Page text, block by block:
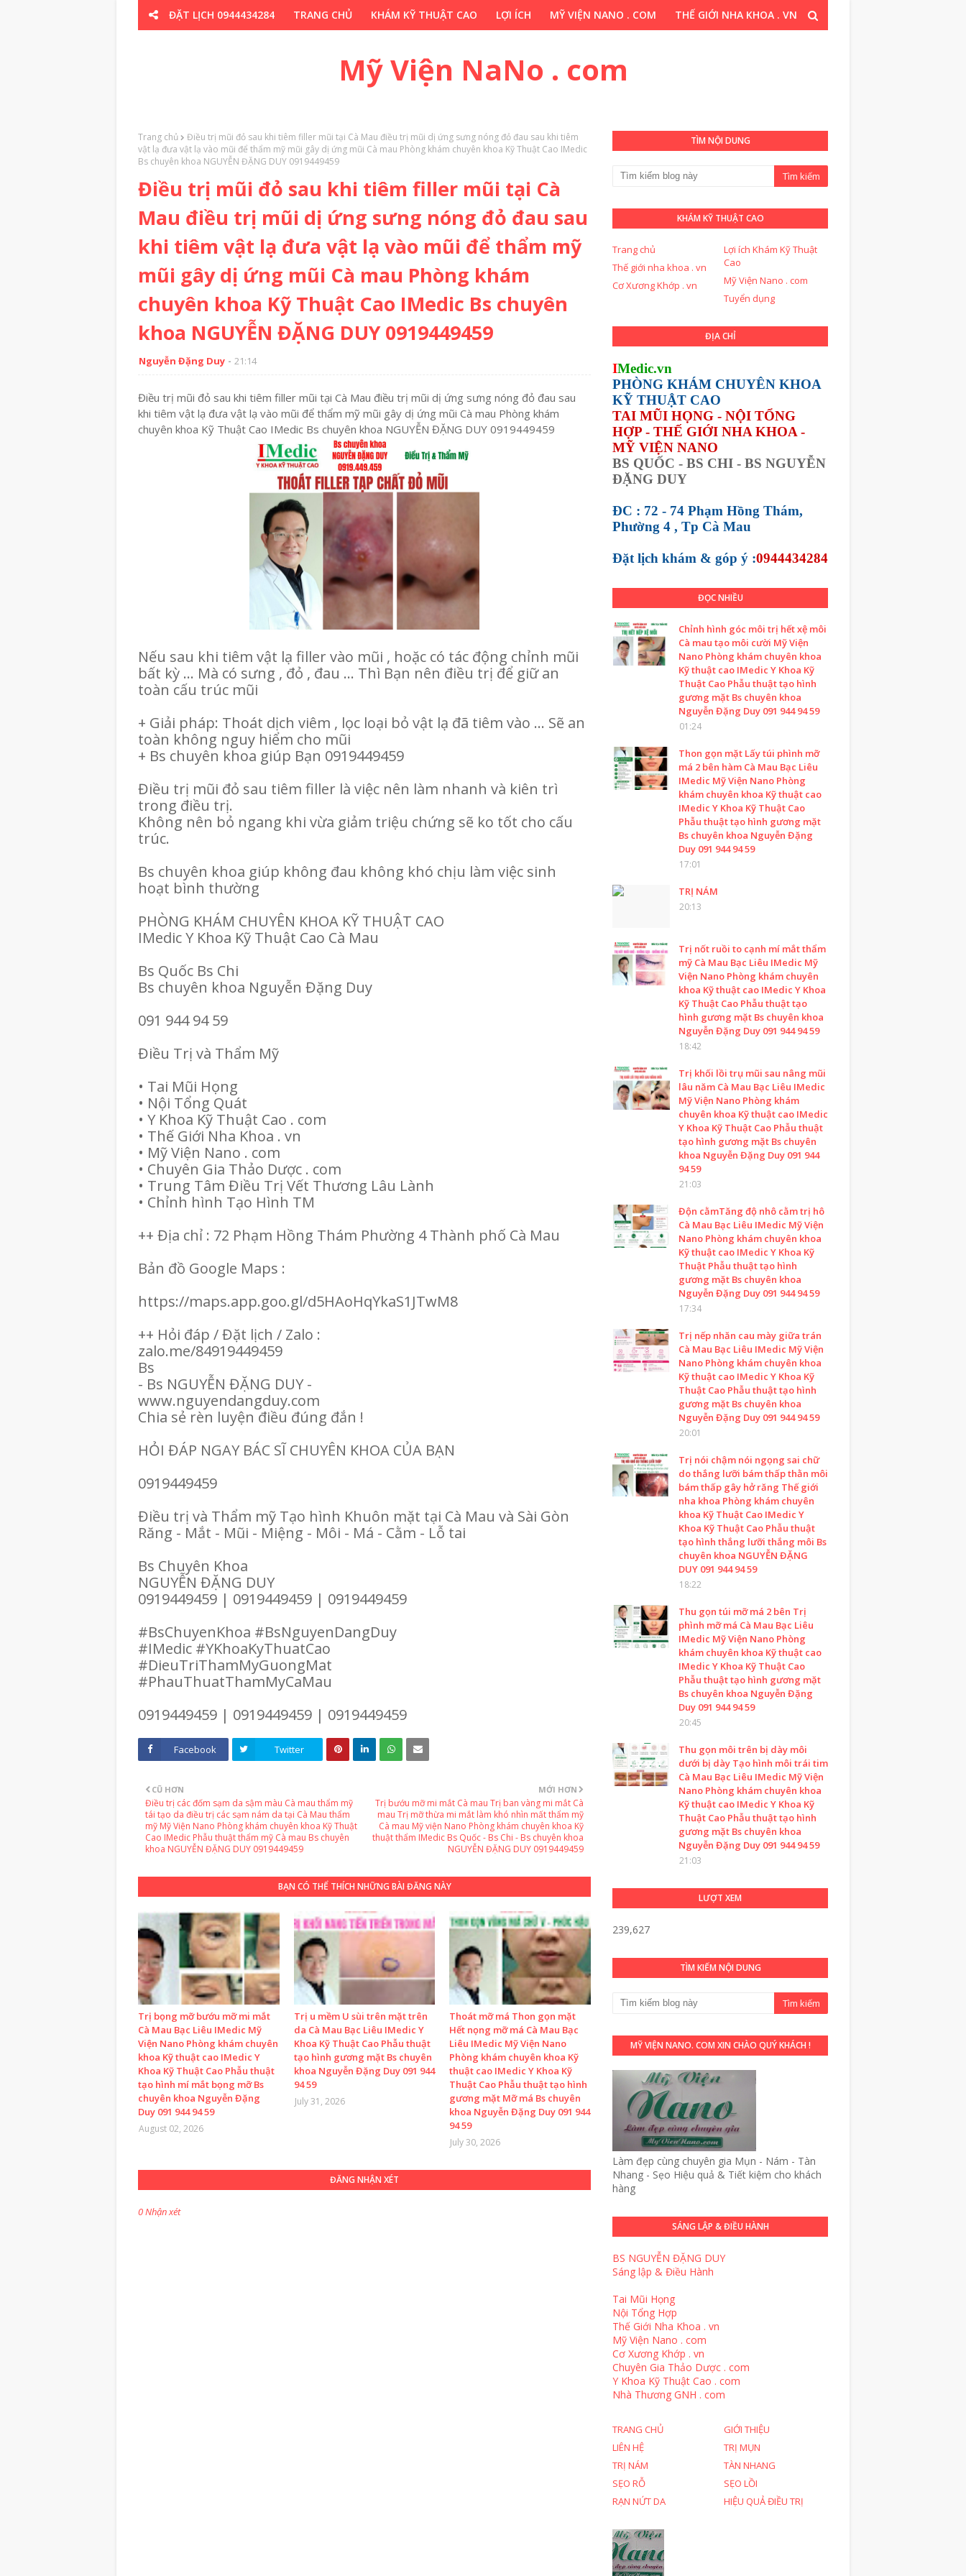
ĐẶT LỊCH 0944434284 TRANG CHỦ KHÁM KỸ THUẬT CAO LỢI ÍCH MỸ VIỆN NANO . COM THẾ GIỚI NHA KHOA . VN
Mỹ Viện NaNo . com
Trang chủ
Điều trị mũi đỏ sau khi tiêm filler mũi tại Cà Mau điều trị mũi dị ứng sưng nóng đỏ đau sau khi tiêm
vật lạ đưa vật lạ vào mũi để thẩm mỹ mũi gây dị ứng mũi Cà mau Phòng khám chuyên khoa Kỹ Thuật Cao IMedic
Bs chuyên khoa NGUYỄN ĐẶNG DUY 0919449459
Điều trị mũi đỏ sau khi tiêm filler mũi tại Cà
Mau điều trị mũi dị ứng sưng nóng đỏ đau sau
khi tiêm vật lạ đưa vật lạ vào mũi để thẩm mỹ
mũi gây dị ứng mũi Cà mau Phòng khám
chuyên khoa Kỹ Thuật Cao IMedic Bs chuyên
khoa NGUYỄN ĐẶNG DUY 0919449459
Nguyễn Đặng Duy 21:14
Điều trị mũi đỏ sau khi tiêm filler mũi tại Cà Mau điều trị mũi dị ứng sưng nóng đỏ đau sau
khi tiêm vật lạ đưa vật lạ vào mũi để thẩm mỹ mũi gây dị ứng mũi Cà mau Phòng khám
chuyên khoa Kỹ Thuật Cao IMedic Bs chuyên khoa NGUYỄN ĐẶNG DUY 0919449459
Nếu sau khi tiêm vật lạ filler vào mũi , hoặc có tác động chỉnh mũi
bất kỳ ... Mà có sưng , đỏ , đau ... Thì Bạn nên điều trị để giữ an
toàn cấu trúc mũi
+ Giải pháp: Thoát dịch viêm , lọc loại bỏ vật lạ đã tiêm vào ... Sẽ an
toàn không nguy hiểm cho mũi
+ Bs chuyên khoa giúp Bạn 0919449459
Điều trị mũi đỏ sau tiêm filler là việc nên làm nhanh và kiên trì
trong điều trị.
Không nên bỏ ngang khi vừa giảm triệu chứng sẽ ko tốt cho cấu
trúc.
Bs chuyên khoa giúp không đau không khó chịu làm việc sinh
hoạt bình thường
PHÒNG KHÁM CHUYÊN KHOA KỸ THUẬT CAO
IMedic Y Khoa Kỹ Thuật Cao Cà Mau
Bs Quốc Bs Chi
Bs chuyên khoa Nguyễn Đặng Duy
091 944 94 59
Điều Trị và Thẩm Mỹ
• Tai Mũi Họng
• Nội Tổng Quát
• Y Khoa Kỹ Thuật Cao . com
• Thế Giới Nha Khoa . vn
• Mỹ Viện Nano . com
• Chuyên Gia Thảo Dược . com
• Trung Tâm Điều Trị Vết Thương Lâu Lành
• Chỉnh hình Tạo Hình TM
++ Địa chỉ : 72 Phạm Hồng Thám Phường 4 Thành phố Cà Mau
Bản đồ Google Maps :
https://maps.app.goo.gl/d5HAoHqYkaS1JTwM8
++ Hỏi đáp / Đặt lịch / Zalo :
zalo.me/84919449459
Bs
- Bs NGUYỄN ĐẶNG DUY -
www.nguyendangduy.com
Chia sẻ rèn luyện điều đúng đắn !
HỎI ĐÁP NGAY BÁC SĨ CHUYÊN KHOA CỦA BẠN
0919449459
Điều trị và Thẩm mỹ Tạo hình Khuôn mặt tại Cà Mau và Sài Gòn
Răng - Mắt - Mũi - Miệng - Môi - Má - Cằm - Lỗ tai
Bs Chuyên Khoa
NGUYỄN ĐẶNG DUY
0919449459 | 0919449459 | 0919449459
#BsChuyenKhoa #BsNguyenDangDuy
#IMedic #YKhoaKyThuatCao
#DieuTriThamMyGuongMat
#PhauThuatThamMyCaMau
0919449459 | 0919449459 | 0919449459
Facebook Twitter
MỚI HƠN
Trị bướu mỡ mi mắt Cà mau Trị ban vàng mi mắt Cà
mau Trị mỡ thừa mi mắt làm khó nhìn mất thẩm mỹ
Cà mau Mỹ viện Nano Phòng khám chuyên khoa Kỹ
thuật thẩm IMedic Bs Quốc - Bs Chi - Bs chuyên khoa
NGUYỄN ĐẶNG DUY 0919449459
CŨ HƠN
Điều trị các đốm sạm da sậm màu Cà mau thẩm mỹ
tái tạo da điều trị các sạm nám da tại Cà Mau thẩm
mỹ Mỹ Viện Nano Phòng khám chuyên khoa Kỹ Thuật
Cao IMedic Phẫu thuật thẩm mỹ Cà mau Bs chuyên
khoa NGUYỄN ĐẶNG DUY 0919449459
BẠN CÓ THỂ THÍCH NHỮNG BÀI ĐĂNG NÀY
Trị bọng mỡ bướu mỡ mi mắt
Cà Mau Bạc Liêu IMedic Mỹ
Viện Nano Phòng khám chuyên
khoa Kỹ thuật cao IMedic Y
Khoa Kỹ Thuật Cao Phẫu thuật
tạo hình mí mắt bọng mỡ Bs
chuyên khoa Nguyễn Đặng
Duy 091 944 94 59
August 02, 2026
Trị u mềm U sùi trên mặt trên
da Cà Mau Bạc Liêu IMedic Y
Khoa Kỹ Thuật Cao Phẫu thuật
tạo hình gương mặt Bs chuyên
khoa Nguyễn Đặng Duy 091 944
94 59
July 31, 2026
Thoát mỡ má Thon gọn mặt
Hết nọng mỡ má Cà Mau Bạc
Liêu IMedic Mỹ Viện Nano
Phòng khám chuyên khoa Kỹ
thuật cao IMedic Y Khoa Kỹ
Thuật Cao Phẫu thuật tạo hình
gương mặt Mỡ má Bs chuyên
khoa Nguyễn Đặng Duy 091 944
94 59
July 30, 2026
ĐĂNG NHẬN XÉT
0 Nhận xét
TÌM NỘI DUNG
KHÁM KỸ THUẬT CAO
Trang chủ
Lợi ích Khám Kỹ Thuật
Cao
Thế giới nha khoa . vn
Mỹ Viện Nano . com
Cơ Xương Khớp . vn
Tuyển dụng
ĐỊA CHỈ
IMedic.vn
PHÒNG KHÁM CHUYÊN KHOA
KỸ THUẬT CAO
TAI MŨI HỌNG - NỘI TỔNG
HỢP - THẾ GIỚI NHA KHOA -
MỸ VIỆN NANO
BS QUỐC - BS CHI - BS NGUYỄN
ĐẶNG DUY
ĐC : 72 - 74 Phạm Hồng Thám,
Phường 4 , Tp Cà Mau
Đặt lịch khám & góp ý :0944434284
ĐỌC NHIỀU
Chỉnh hình góc môi trị hết xệ môi
Cà mau tạo môi cười Mỹ Viện
Nano Phòng khám chuyên khoa
Kỹ thuật cao IMedic Y Khoa Kỹ
Thuật Cao Phẫu thuật tạo hình
gương mặt Bs chuyên khoa
Nguyễn Đặng Duy 091 944 94 59
01:24
Thon gọn mặt Lấy túi phình mỡ
má 2 bên hàm Cà Mau Bạc Liêu
IMedic Mỹ Viện Nano Phòng
khám chuyên khoa Kỹ thuật cao
IMedic Y Khoa Kỹ Thuật Cao
Phẫu thuật tạo hình gương mặt
Bs chuyên khoa Nguyễn Đặng
Duy 091 944 94 59
17:01
TRỊ NÁM
20:13
Trị nốt ruồi to cạnh mí mắt thẩm
mỹ Cà Mau Bạc Liêu IMedic Mỹ
Viện Nano Phòng khám chuyên
khoa Kỹ thuật cao IMedic Y Khoa
Kỹ Thuật Cao Phẫu thuật tạo
hình gương mặt Bs chuyên khoa
Nguyễn Đặng Duy 091 944 94 59
18:42
Trị khối lồi trụ mũi sau nâng mũi
lâu năm Cà Mau Bạc Liêu IMedic
Mỹ Viện Nano Phòng khám
chuyên khoa Kỹ thuật cao IMedic
Y Khoa Kỹ Thuật Cao Phẫu thuật
tạo hình gương mặt Bs chuyên
khoa Nguyễn Đặng Duy 091 944
94 59
21:03
Độn cằmTăng độ nhô cằm trị hô
Cà Mau Bạc Liêu IMedic Mỹ Viện
Nano Phòng khám chuyên khoa
Kỹ thuật cao IMedic Y Khoa Kỹ
Thuật Phẫu thuật tạo hình
gương mặt Bs chuyên khoa
Nguyễn Đặng Duy 091 944 94 59
17:34
Trị nếp nhăn cau mày giữa trán
Cà Mau Bạc Liêu IMedic Mỹ Viện
Nano Phòng khám chuyên khoa
Kỹ thuật cao IMedic Y Khoa Kỹ
Thuật Cao Phẫu thuật tạo hình
gương mặt Bs chuyên khoa
Nguyễn Đặng Duy 091 944 94 59
20:01
Trị nói chậm nói ngọng sai chữ
do thắng lưỡi bám thấp thằn môi
bám thấp gây hở răng Thế giới
nha khoa Phòng khám chuyên
khoa Kỹ Thuật Cao IMedic Y
Khoa Kỹ Thuật Cao Phẫu thuật
tạo hình thắng lưỡi thắng môi Bs
chuyên khoa NGUYỄN ĐẶNG
DUY 091 944 94 59
18:22
Thu gọn túi mỡ má 2 bên Trị
phình mỡ má Cà Mau Bạc Liêu
IMedic Mỹ Viện Nano Phòng
khám chuyên khoa Kỹ thuật cao
IMedic Y Khoa Kỹ Thuật Cao
Phẫu thuật tạo hình gương mặt
Bs chuyên khoa Nguyễn Đặng
Duy 091 944 94 59
20:45
Thu gọn môi trên bị dày môi
dưới bị dày Tạo hình môi trái tim
Cà Mau Bạc Liêu IMedic Mỹ Viện
Nano Phòng khám chuyên khoa
Kỹ thuật cao IMedic Y Khoa Kỹ
Thuật Cao Phẫu thuật tạo hình
gương mặt Bs chuyên khoa
Nguyễn Đặng Duy 091 944 94 59
21:03
LƯỢT XEM
239,627
TÌM KIẾM NỘI DUNG
MỸ VIỆN NANO. COM XIN CHÀO QUÝ KHÁCH !
Làm đẹp cùng chuyên gia Mụn - Nám - Tàn
Nhang - Sẹo Hiệu quả & Tiết kiệm cho khách
hàng
SÁNG LẬP & ĐIỀU HÀNH
BS NGUYỄN ĐẶNG DUY
Sáng lập & Điều Hành
Tai Mũi Họng
Nội Tổng Hợp
Thế Giới Nha Khoa . vn
Mỹ Viện Nano . com
Cơ Xương Khớp . vn
Chuyên Gia Thảo Dược . com
Y Khoa Kỹ Thuật Cao . com
Nhà Thương GNH . com
TRANG CHỦ
GIỚI THIỆU
LIÊN HỆ
TRỊ MỤN
TRỊ NÁM
TÀN NHANG
SẸO RỖ
SẸO LỒI
RẠN NỨT DA
HIỆU QUẢ ĐIỀU TRỊ